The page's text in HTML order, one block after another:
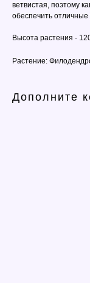
ветвистая, поэтому
обеспечить
Высота растения -
Растение:
Дополните